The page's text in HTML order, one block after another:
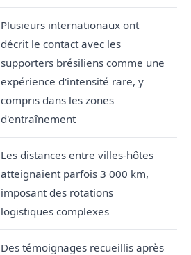
Plusieurs internationaux ont
décrit le contact avec les
supporters brésiliens comme une
expérience d'intensité rare, y
compris dans les zones
d'entraînement
Les distances entre villes-hôtes
atteignaient parfois 3 000 km,
imposant des rotations
logistiques complexes
Des témoignages recueillis après